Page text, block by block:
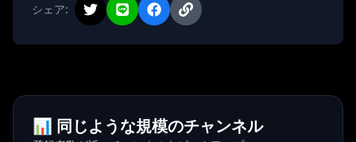
シェア:
📊 同じような規模のチャンネル